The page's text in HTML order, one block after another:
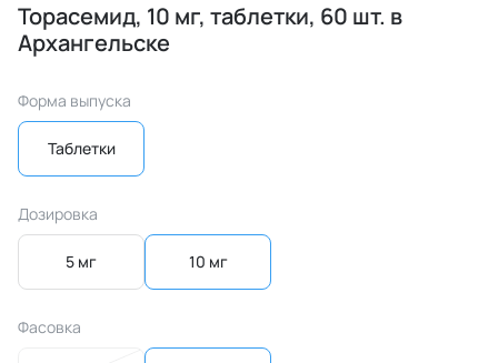
Торасемид, 10 мг, таблетки, 60 шт. в
Архангельске
Форма выпуска
Таблетки
Дозировка
5 мг 10 мг
Фасовка